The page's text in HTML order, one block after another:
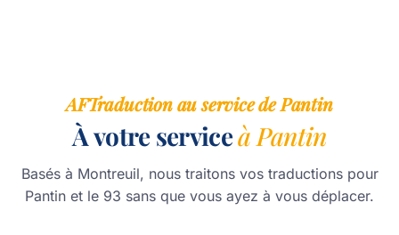
AFTraduction au service de Pantin
À votre serviceà Pantin
Basés à Montreuil, nous traitons vos traductions pour
Pantin et le 93 sans que vous ayez à vous déplacer.